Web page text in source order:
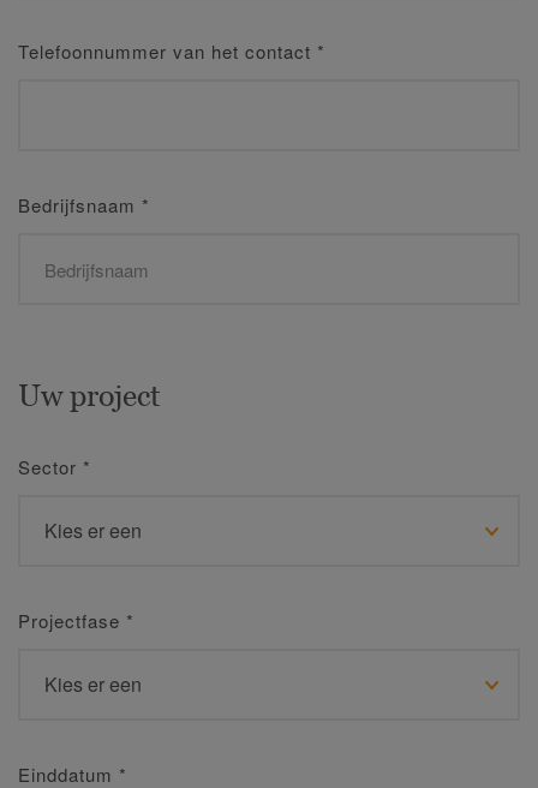
Telefoonnummer van het contact *
Bedrijfsnaam *
Uw project
Sector *
Projectfase *
Einddatum *